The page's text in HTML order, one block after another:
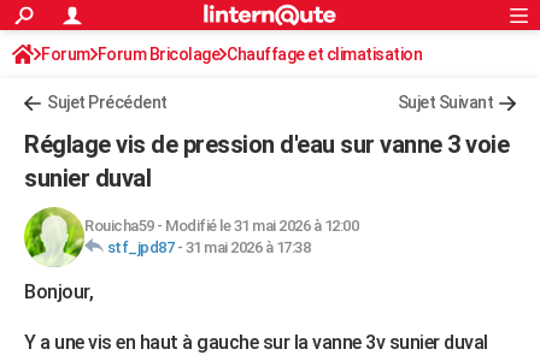
ACTUALITÉS
Politique
Société
Faits Divers
Education
Monde
Villes
+
Programme TV
Streaming
Sorties cinéma
Musique
FINANCE
Retraite
Impôts
Epargne
Immobilier
Risques naturels par ville
Banque
Assurance
Crédit
AUTO
Essais
Réserver un essai
Citadines
Berlines
SUV
Forum auto
HIGH-TECH
Rechercher
S'inscrire
Connexion
Forum Forum Bricolage Chauffage et climatisation
Sujet Précédent Sujet Suivant
Réglage vis de pression d'eau sur vanne 3 voie
sunier duval
Rouicha59- Modifié le 31 mai 2026 à 12:00
stf_jpd87- 31 mai 2026 à 17:38
Bonjour,
Y a une vis en haut à gauche sur la vanne 3v sunier duval